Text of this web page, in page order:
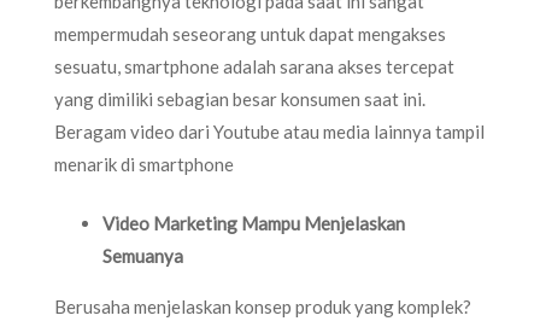
mempermudah seseorang untuk dapat mengakses
sesuatu, smartphone adalah sarana akses tercepat
yang dimiliki sebagian besar konsumen saat ini.
Beragam video dari Youtube atau media lainnya tampil
menarik di smartphone
Video Marketing Mampu Menjelaskan
Semuanya
Berusaha menjelaskan konsep produk yang komplek?